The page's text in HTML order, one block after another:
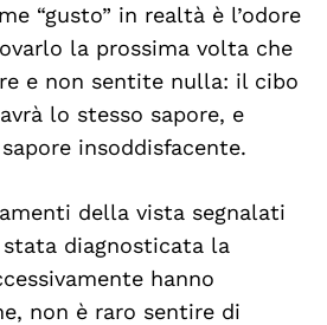
“gusto” in realtà è l’odore
la prossima volta che
e non sentite nulla: il cibo
lo stesso sapore, e
insoddisfacente.
della vista segnalati
diagnosticata la
hanno
non è raro sentire di